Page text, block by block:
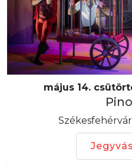
május 14.